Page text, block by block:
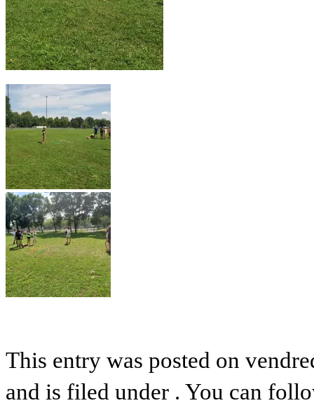
This entry was posted on
and is filed under . You can